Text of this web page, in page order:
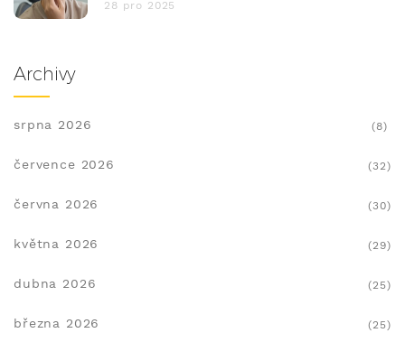
28 pro 2025
Archivy
srpna 2026 (8)
července 2026 (32)
června 2026 (30)
května 2026 (29)
dubna 2026 (25)
března 2026 (25)